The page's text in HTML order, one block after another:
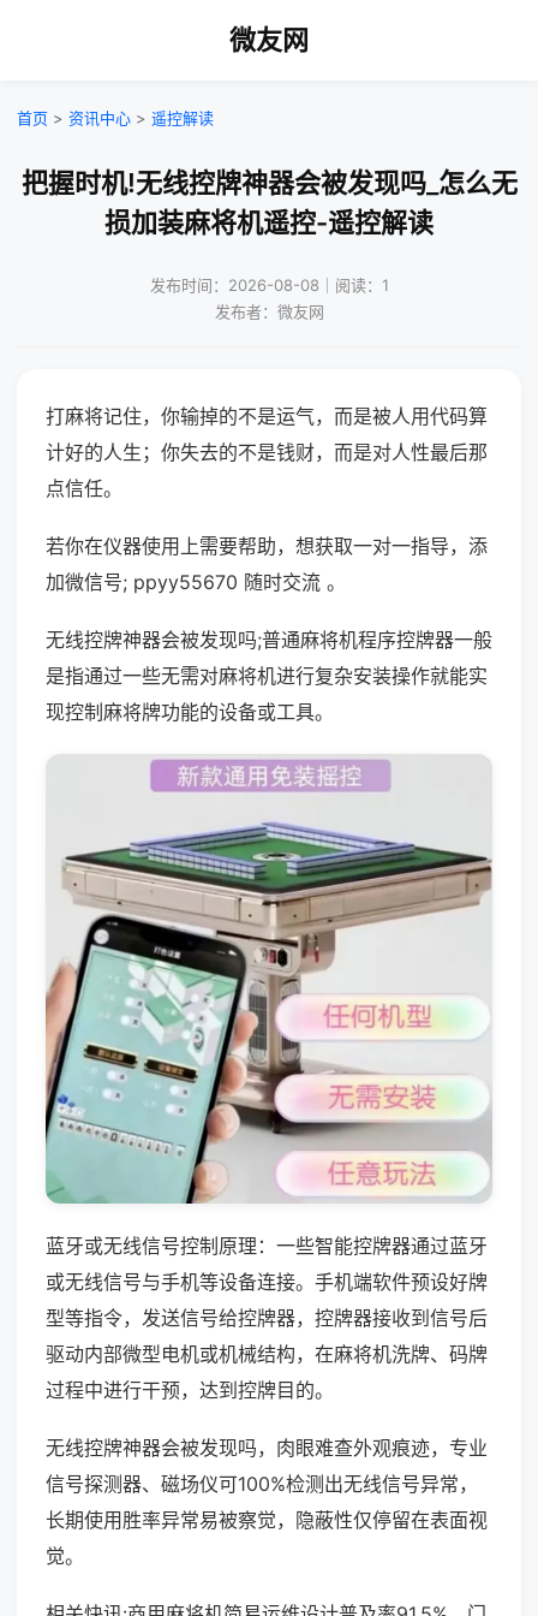
微友网
首页 > 资讯中心 > 遥控解读
把握时机!无线控牌神器会被发现吗_怎么无
损加装麻将机遥控-遥控解读
发布时间：2026-08-08｜阅读：1
发布者：微友网
打麻将记住，你输掉的不是运气，而是被人用代码算
计好的人生；你失去的不是钱财，而是对人性最后那
点信任。
若你在仪器使用上需要帮助，想获取一对一指导，添
加微信号; ppyy55670 随时交流 。
无线控牌神器会被发现吗;普通麻将机程序控牌器一般
是指通过一些无需对麻将机进行复杂安装操作就能实
现控制麻将牌功能的设备或工具。
蓝牙或无线信号控制原理：一些智能控牌器通过蓝牙
或无线信号与手机等设备连接。手机端软件预设好牌
型等指令，发送信号给控牌器，控牌器接收到信号后
驱动内部微型电机或机械结构，在麻将机洗牌、码牌
过程中进行干预，达到控牌目的。
无线控牌神器会被发现吗，肉眼难查外观痕迹，专业
信号探测器、磁场仪可100%检测出无线信号异常，
长期使用胜率异常易被察觉，隐蔽性仅停留在表面视
觉。